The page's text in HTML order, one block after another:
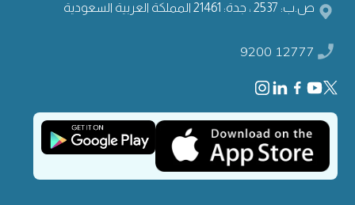
ص.ب: 2537 ، جدة: 21461 المملكة العربية السعودية
9200 12777